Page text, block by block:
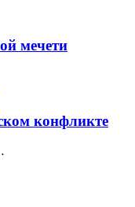
мечети
конфликте